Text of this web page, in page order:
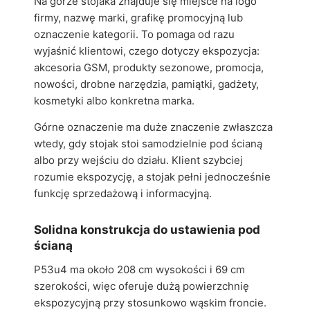
firmy, nazwę marki, grafikę promocyjną lub
oznaczenie kategorii. To pomaga od razu
wyjaśnić klientowi, czego dotyczy ekspozycja:
akcesoria GSM, produkty sezonowe, promocja,
nowości, drobne narzędzia, pamiątki, gadżety,
kosmetyki albo konkretna marka.
Górne oznaczenie ma duże znaczenie zwłaszcza
wtedy, gdy stojak stoi samodzielnie pod ścianą
albo przy wejściu do działu. Klient szybciej
rozumie ekspozycję, a stojak pełni jednocześnie
funkcję sprzedażową i informacyjną.
Solidna konstrukcja do ustawienia pod
ścianą
P53u4 ma około 208 cm wysokości i 69 cm
szerokości, więc oferuje dużą powierzchnię
ekspozycyjną przy stosunkowo wąskim froncie.